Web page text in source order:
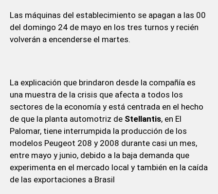
Las máquinas del establecimiento se apagan a las 00
del domingo 24 de mayo en los tres turnos y recién
volverán a encenderse el martes.
La explicación que brindaron desde la compañía es
una muestra de la crisis que afecta a todos los
sectores de la economía y está centrada en el hecho
de que la planta automotriz de Stellantis, en El
Palomar, tiene interrumpida la producción de los
modelos Peugeot 208 y 2008 durante casi un mes,
entre mayo y junio, debido a la baja demanda que
experimenta en el mercado local y también en la caída
de las exportaciones a Brasil